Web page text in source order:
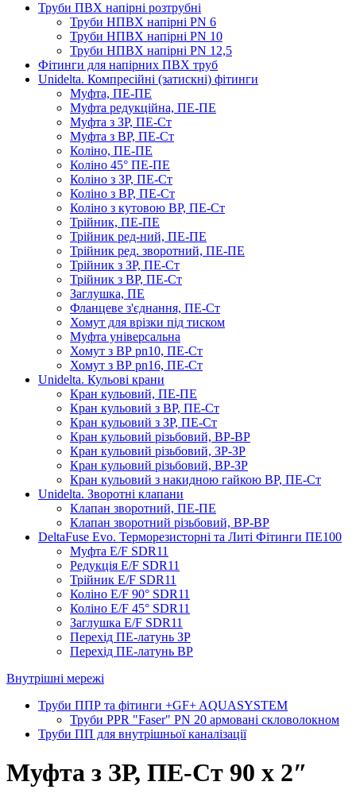
Труби ПВХ напірні розтрубні
Труби НПВХ напірні PN 6
Труби НПВХ напірні PN 10
Труби НПВХ напірні PN 12,5
Фітинги для напірних ПВХ труб
Unidelta. Компресійні (затискні) фітинги
Муфта, ПЕ-ПЕ
Муфта редукційна, ПЕ-ПЕ
Муфта з ЗР, ПЕ-Ст
Муфта з ВР, ПЕ-Ст
Коліно, ПЕ-ПЕ
Коліно 45° ПЕ-ПЕ
Коліно з ЗР, ПЕ-Ст
Коліно з ВР, ПЕ-Ст
Коліно з кутовою ВР, ПЕ-Ст
Трійник, ПЕ-ПЕ
Трійник ред-ний, ПЕ-ПЕ
Трійник ред. зворотний, ПЕ-ПЕ
Трійник з ЗР, ПЕ-Ст
Трійник з ВР, ПЕ-Ст
Заглушка, ПЕ
Фланцеве з'єднання, ПЕ-Ст
Хомут для врізки під тиском
Муфта універсальна
Хомут з ​​ВР pn10, ПЕ-Ст
Хомут з ВР pn16, ПЕ-Ст
Unidelta. Кульові крани
Кран кульовий, ПЕ-ПЕ
Кран кульовий з ВР, ПЕ-Ст
Кран кульовий з ЗР, ПЕ-Ст
Кран кульовий різьбовий, ВР-ВР
Кран кульовий різьбовий, ЗР-ЗР
Кран кульовий різьбовий, ВР-ЗР
Кран кульовий з накидною гайкою ВР, ПЕ-Ст
Unidelta. Зворотні клапани
Клапан зворотний, ПЕ-ПЕ
Клапан зворотний різьбовий, ВР-ВР
DeltaFuse Evo. Терморезисторні та Литі Фітинги ПЕ100
Муфта E/F SDR11
Редукція E/F SDR11
Трійник E/F SDR11
Коліно E/F 90° SDR11
Коліно E/F 45° SDR11
Заглушка E/F SDR11
Перехід ПЕ-латунь ЗР
Перехід ПЕ-латунь ВР
Внутрішні мережі
Труби ППР та фітинги +GF+ AQUASYSTEM
Труби PPR "Faser" PN 20 армовані скловолокном
Труби ПП для внутрішньої каналізації
Муфта з ЗР, ПЕ-Ст 90 х 2″